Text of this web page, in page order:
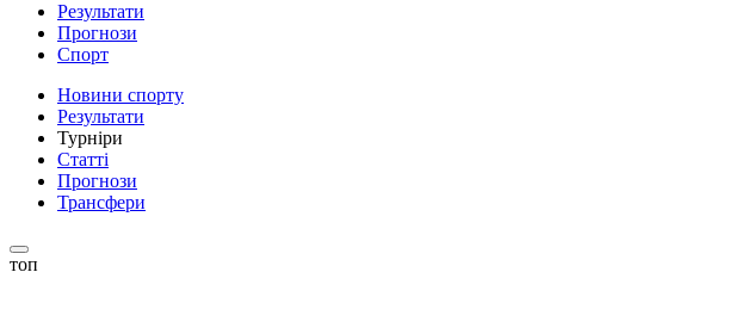
Результати
Прогнози
Спорт
Новини спорту
Результати
Турніри
Статті
Прогнози
Трансфери
топ